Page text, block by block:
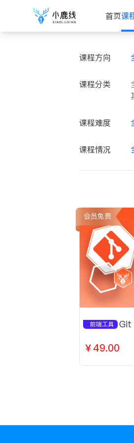
首页课
课程方向
课程分类
课程难度
课程情况
会员免费
前端工具 Git
￥49.00